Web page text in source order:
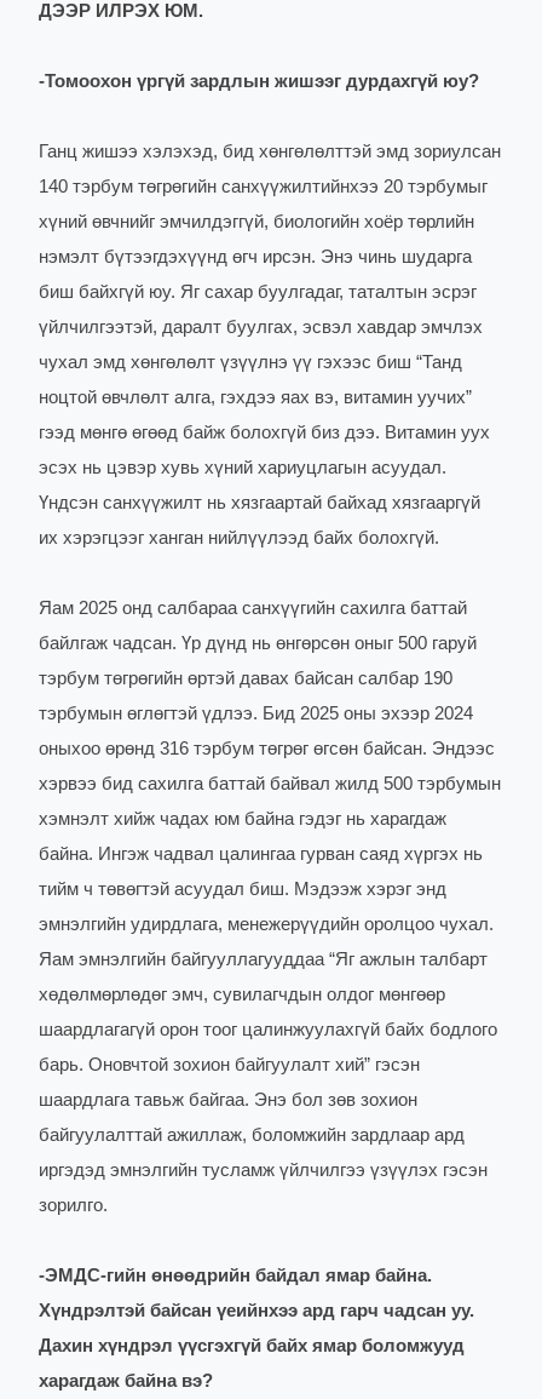
ДЭЭР ИЛРЭХ ЮМ.
-Томоохон үргүй зардлын жишээг дурдахгүй юу?
Ганц жишээ хэлэхэд, бид хөнгөлөлттэй эмд зориулсан
140 тэрбум төгрөгийн санхүүжилтийнхээ 20 тэрбумыг
хүний өвчнийг эмчилдэггүй, биологийн хоёр төрлийн
нэмэлт бүтээгдэхүүнд өгч ирсэн. Энэ чинь шударга
биш байхгүй юу. Яг сахар буулгадаг, таталтын эсрэг
үйлчилгээтэй, даралт буулгах, эсвэл хавдар эмчлэх
чухал эмд хөнгөлөлт үзүүлнэ үү гэхээс биш “Танд
ноцтой өвчлөлт алга, гэхдээ яах вэ, витамин уучих”
гээд мөнгө өгөөд байж болохгүй биз дээ. Витамин уух
эсэх нь цэвэр хувь хүний хариуцлагын асуудал.
Үндсэн санхүүжилт нь хязгаартай байхад хязгааргүй
их хэрэгцээг ханган нийлүүлээд байх болохгүй.
Яам 2025 онд салбараа санхүүгийн сахилга баттай
байлгаж чадсан. Үр дүнд нь өнгөрсөн оныг 500 гаруй
тэрбум төгрөгийн өртэй давах байсан салбар 190
тэрбумын өглөгтэй үдлээ. Бид 2025 оны эхээр 2024
оныхоо өрөнд 316 тэрбум төгрөг өгсөн байсан. Эндээс
хэрвээ бид сахилга баттай байвал жилд 500 тэрбумын
хэмнэлт хийж чадах юм байна гэдэг нь харагдаж
байна. Ингэж чадвал цалингаа гурван саяд хүргэх нь
тийм ч төвөгтэй асуудал биш. Мэдээж хэрэг энд
эмнэлгийн удирдлага, менежерүүдийн оролцоо чухал.
Яам эмнэлгийн байгууллагууддаа “Яг ажлын талбарт
хөдөлмөрлөдөг эмч, сувилагчдын олдог мөнгөөр
шаардлагагүй орон тоог цалинжуулахгүй байх бодлого
барь. Оновчтой зохион байгуулалт хий” гэсэн
шаардлага тавьж байгаа. Энэ бол зөв зохион
байгуулалттай ажиллаж, боломжийн зардлаар ард
иргэдэд эмнэлгийн тусламж үйлчилгээ үзүүлэх гэсэн
зорилго.
-ЭМДС-гийн өнөөдрийн байдал ямар байна.
Хүндрэлтэй байсан үеийнхээ ард гарч чадсан уу.
Дахин хүндрэл үүсгэхгүй байх ямар боломжууд
харагдаж байна вэ?